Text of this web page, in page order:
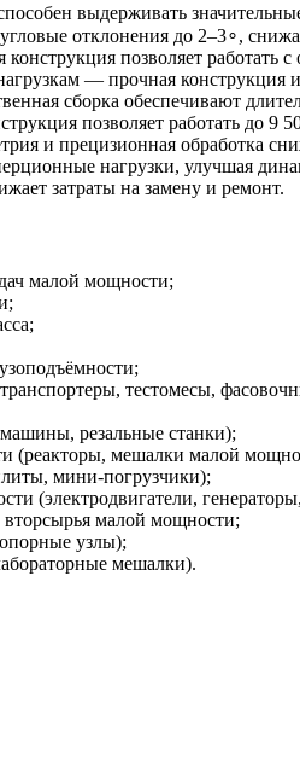
выдерживать
отклонения до 2–3∘,
позволяет работать
— прочная конструкция
сборка обеспечивают
позволяет работать до 9
и прецизионная обработка
нагрузки, улучшая
затраты на замену и ремонт.
малой мощности;
тестомесы,
резальные станки);
(реакторы, мешалки малой
мини‑погрузчики);
(электродвигатели,
вторсырья малой мощности;
узлы);
мешалки).